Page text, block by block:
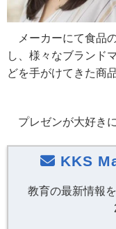
メーカーにて食品
し、様々なブランド
どを手がけてきた商
プレゼンが大好き
KKS
教育の最新情報